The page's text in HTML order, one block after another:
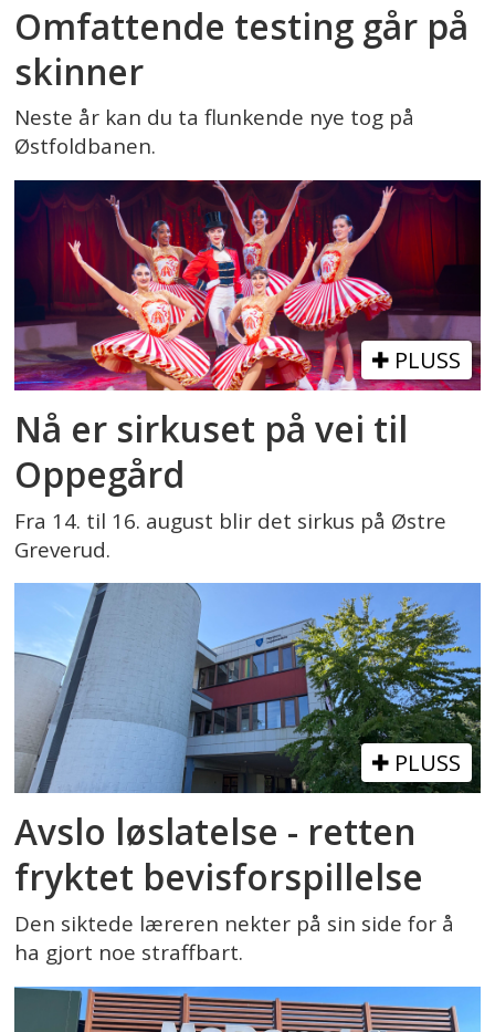
Omfattende testing går på
skinner
Neste år kan du ta flunkende nye tog på
Østfoldbanen.
PLUSS
Nå er sirkuset på vei til
Oppegård
Fra 14. til 16. august blir det sirkus på Østre
Greverud.
PLUSS
Avslo løslatelse - retten
fryktet bevisforspillelse
Den siktede læreren nekter på sin side for å
ha gjort noe straffbart.